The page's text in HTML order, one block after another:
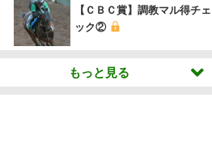
【ＣＢＣ賞】調教マル得チェ
ック②
もっと見る